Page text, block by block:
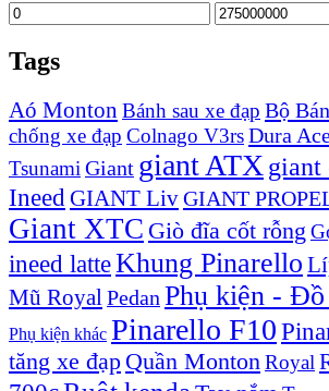
Giá
thấp
nhất
Giá
cao
Tags
Aó Monton Bánh sau xe đạp Bộ
chống xe đạp Colnago V3rsDura
Tsunami Giant giant ATX giant
Ineed GIANT LivGIANT
Giant XTC Giò đĩa cốt rỗng
ineed latteKhung Pinarello
Mũ Royal Pedan Phụ kiện - Đồ
Phụ kiện khác Pinarello F10
tăng xe đạp Quần MontonRoyal